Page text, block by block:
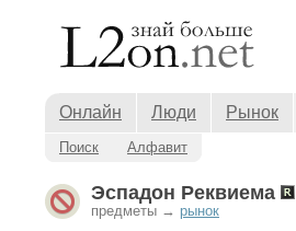
Онлайн Люди Рынок
Поиск Алфавит
Эспадон Реквиема
предметы → рынок